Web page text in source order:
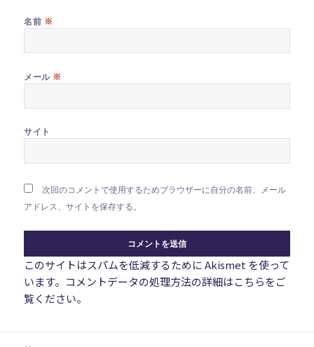
名前 ※
メール ※
サイト
次回のコメントで使用するためブラウザーに自分の名前、メール
アドレス、サイトを保存する。
このサイトはスパムを低減するために Akismet を使って
います。 コメントデータの処理方法の詳細はこちらをご
覧ください。